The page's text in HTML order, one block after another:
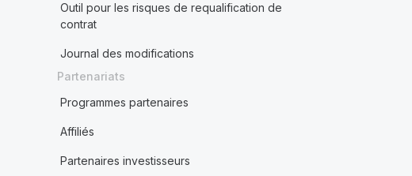
Outil pour les risques de requalification de
contrat
Journal des modifications
Partenariats
Programmes partenaires
Affiliés
Partenaires investisseurs